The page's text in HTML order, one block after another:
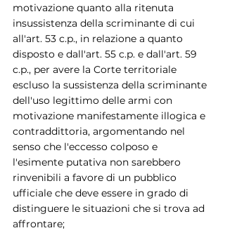
motivazione quanto alla ritenuta
insussistenza della scriminante di cui
all'art. 53 c.p., in relazione a quanto
disposto e dall'art. 55 c.p. e dall'art. 59
c.p., per avere la Corte territoriale
escluso la sussistenza della scriminante
dell'uso legittimo delle armi con
motivazione manifestamente illogica e
contraddittoria, argomentando nel
senso che l'eccesso colposo e
l'esimente putativa non sarebbero
rinvenibili a favore di un pubblico
ufficiale che deve essere in grado di
distinguere le situazioni che si trova ad
affrontare;